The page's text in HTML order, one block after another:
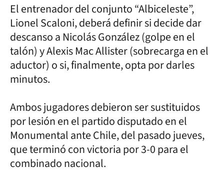
El entrenador del conjunto “Albiceleste”,
Lionel Scaloni, deberá definir si decide dar
descanso a Nicolás González (golpe en el
talón) y Alexis Mac Allister (sobrecarga en el
aductor) o si, finalmente, opta por darles
minutos.
Ambos jugadores debieron ser sustituidos
por lesión en el partido disputado en el
Monumental ante Chile, del pasado jueves,
que terminó con victoria por 3-0 para el
combinado nacional.